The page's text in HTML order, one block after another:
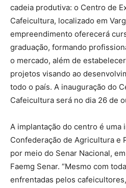
cadeia produtiva: o Centro de
Cafeicultura, localizado em
empreendimento oferecerá
graduação, formando
o mercado, além de
projetos visando ao
todo o país. A inauguração do
Cafeicultura será no dia 26 de
A implantação do centro é uma
Confederação de Agricultura e
por meio do Senar Nacional,
Faemg Senar. “Mesmo com
enfrentadas pelos